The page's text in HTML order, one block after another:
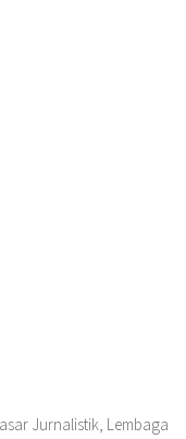
Jurnalistik, Lembaga